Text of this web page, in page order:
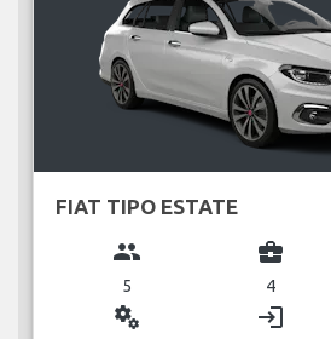
FIAT TIPO ESTATE
group
5
business_center
4
miscellaneous_services login